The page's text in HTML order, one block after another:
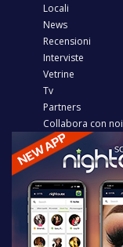
Locali
News
Recensioni
Interviste
Vetrine
Tv
Partners
Collabora con noi